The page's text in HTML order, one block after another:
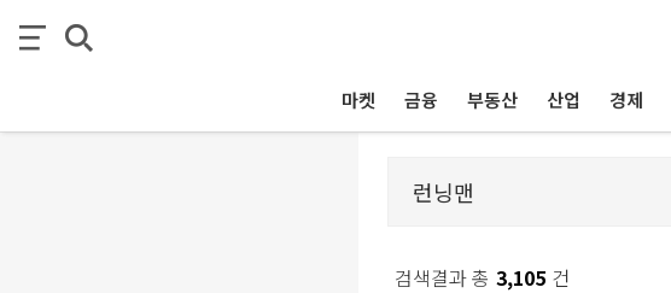
마켓 금융 부동산 산업 경제
검색결과 총 3,105 건